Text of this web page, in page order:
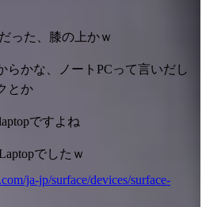
った、膝の上かｗ
らかな、ノートPCって言いだし
とか
ですよね
でしたｗ
ja-jp/surface/devices/surface-